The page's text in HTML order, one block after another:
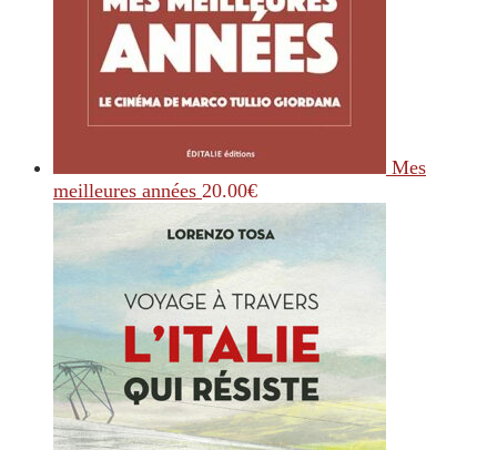
Mes
meilleures années 20.00€